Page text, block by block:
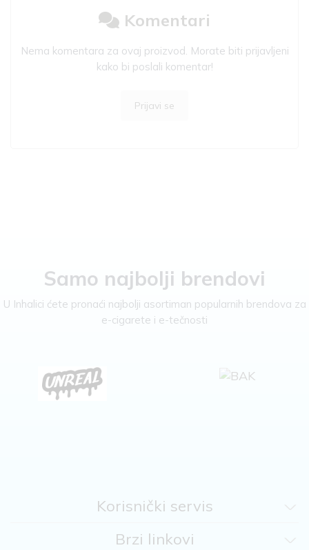
Komentari
Nema komentara za ovaj proizvod. Morate biti prijavljeni
kako bi poslali komentar!
Prijavi se
Samo najbolji brendovi
U Inhalici ćete pronaći najbolji asortiman popularnih brendova za
e-cigarete i e-tečnosti
Korisnički servis
Brzi linkovi